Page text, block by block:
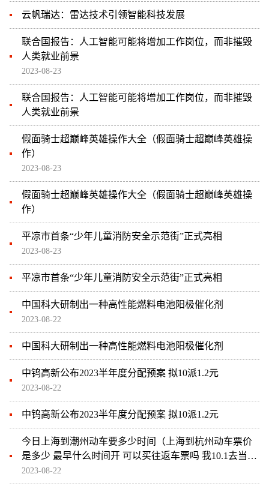
云帆瑞达：雷达技术引领智能科技发展
联合国报告：人工智能可能将增加工作岗位，而非摧毁
人类就业前景
2023-08-23
联合国报告：人工智能可能将增加工作岗位，而非摧毁
人类就业前景
假面骑士超巅峰英雄操作大全（假面骑士超巅峰英雄操
作）
2023-08-23
假面骑士超巅峰英雄操作大全（假面骑士超巅峰英雄操
作）
平凉市首条“少年儿童消防安全示范街”正式亮相
2023-08-23
平凉市首条“少年儿童消防安全示范街”正式亮相
中国科大研制出一种高性能燃料电池阳极催化剂
2023-08-22
中国科大研制出一种高性能燃料电池阳极催化剂
中钨高新公布2023半年度分配预案 拟10派1.2元
2023-08-22
中钨高新公布2023半年度分配预案 拟10派1.2元
今日上海到潮州动车要多少时间（上海到杭州动车票价
是多少 最早什么时间开 可以买往返车票吗 我10.1去当天
能买到票吗）
2023-08-22